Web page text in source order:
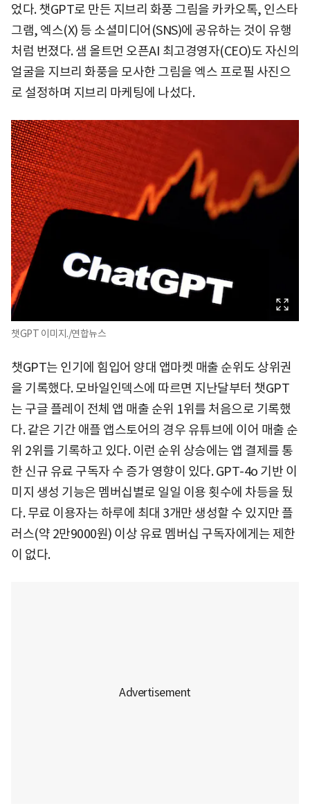
었다. 챗GPT로 만든 지브리 화풍 그림을 카카오톡, 인스타
그램, 엑스(X) 등 소셜미디어(SNS)에 공유하는 것이 유행
처럼 번졌다. 샘 올트먼 오픈AI 최고경영자(CEO)도 자신의
얼굴을 지브리 화풍을 모사한 그림을 엑스 프로필 사진으
로 설정하며 지브리 마케팅에 나섰다.
챗GPT 이미지./연합뉴스
챗GPT는 인기에 힘입어 양대 앱마켓 매출 순위도 상위권
을 기록했다. 모바일인덱스에 따르면 지난달부터 챗GPT
는 구글 플레이 전체 앱 매출 순위 1위를 처음으로 기록했
다. 같은 기간 애플 앱스토어의 경우 유튜브에 이어 매출 순
위 2위를 기록하고 있다. 이런 순위 상승에는 앱 결제를 통
한 신규 유료 구독자 수 증가 영향이 있다. GPT-4o 기반 이
미지 생성 기능은 멤버십별로 일일 이용 횟수에 차등을 뒀
다. 무료 이용자는 하루에 최대 3개만 생성할 수 있지만 플
러스(약 2만9000원) 이상 유료 멤버십 구독자에게는 제한
이 없다.